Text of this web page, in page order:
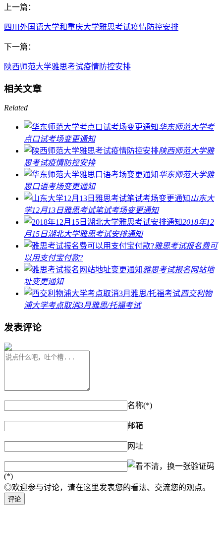
上一篇：
四川外国语大学和重庆大学雅思考试疫情防控安排
下一篇：
陕西师范大学雅思考试疫情防控安排
相关文章
Related
华东师范大学考
点口试考场变更通知
陕西师范大学雅
思考试疫情防控安排
华东师范大学雅
思口语考场变更通知
山东大
学12月13日雅思考试笔试考场变更通知
2018年12
月15日湖北大学雅思考试安排通知
雅思考试报名费可
以用支付宝付款?
雅思考试报名网站地
址变更通知
西交利物
浦大学考点取消3月雅思/托福考试
发表评论
名称(*)
邮箱
网址
验证码
(*)
◎欢迎参与讨论，请在这里发表您的看法、交流您的观点。